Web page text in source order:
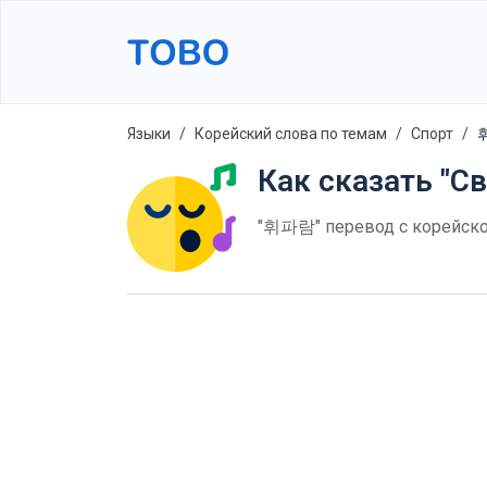
Языки Корейский слова по темам Спорт
Как сказать
"휘파람" перевод с